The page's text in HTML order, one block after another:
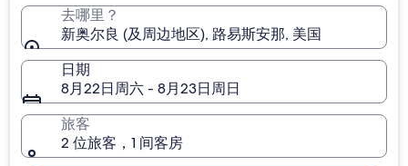
去哪里？
新奥尔良 (及周边地区), 路易斯安那, 美国
日期
8月22日周六 - 8月23日周日
旅客
2 位旅客，1 间客房